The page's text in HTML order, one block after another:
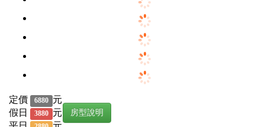
定價 6880 元
假日
3880 元
房型說明